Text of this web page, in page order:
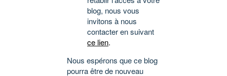
blog, nous vous
invitons à nous
contacter en suivant
ce lien.
Nous espérons que ce blog
pourra être de nouveau